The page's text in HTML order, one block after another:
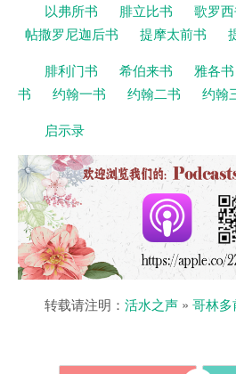
以弗所书
腓立比书 歌罗
帖撒罗尼迦后书
提摩太前书
腓利门书
希伯来书 雅各书
书
约翰一书 约翰二书 约翰
启示录
转载请注明： 活水之声 » 哥林